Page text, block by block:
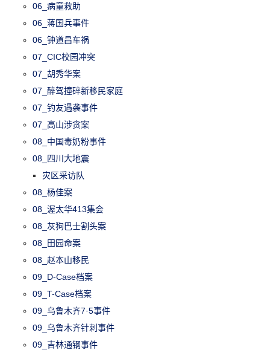
06_病童救助
06_蒋国兵事件
06_钟道昌车祸
07_CIC校园冲突
07_胡秀华案
07_醉驾撞碎新移民家庭
07_钓友遇袭事件
07_高山涉贪案
08_中国毒奶粉事件
08_四川大地震
灾区采访队
08_杨佳案
08_渥太华413集会
08_灰狗巴士割头案
08_田园命案
08_赵本山移民
09_D-Case档案
09_T-Case档案
09_乌鲁木齐7·5事件
09_乌鲁木齐针刺事件
09_吉林通钢事件